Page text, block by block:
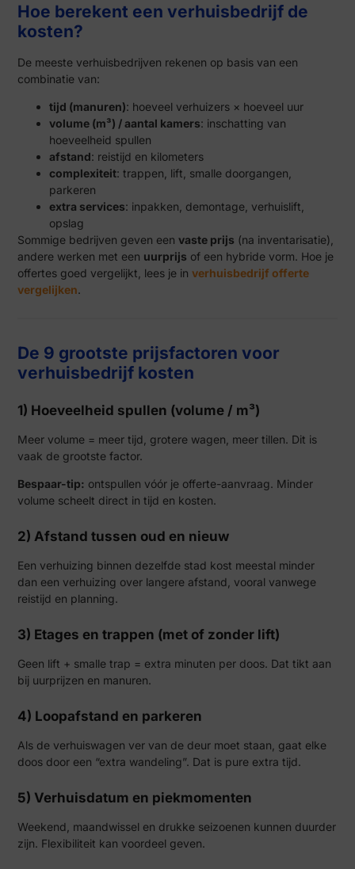
Hoe berekent een verhuisbedrijf de
kosten?
De meeste verhuisbedrijven rekenen op basis van een
combinatie van:
tijd (manuren): hoeveel verhuizers × hoeveel uur
volume (m³) / aantal kamers: inschatting van
hoeveelheid spullen
afstand: reistijd en kilometers
complexiteit: trappen, lift, smalle doorgangen,
parkeren
extra services: inpakken, demontage, verhuislift,
opslag
Sommige bedrijven geven eenvaste prijs (na inventarisatie),
andere werken met een uurprijs of een hybride vorm. Hoe je
offertes goed vergelijkt, lees je inverhuisbedrijf offerte
vergelijken.
De 9 grootste prijsfactoren voor
verhuisbedrijf kosten
1) Hoeveelheid spullen (volume / m³)
Meer volume = meer tijd, grotere wagen, meer tillen. Dit is
vaak de grootste factor.
Bespaar-tip: ontspullen vóór je offerte-aanvraag. Minder
volume scheelt direct in tijd en kosten.
2) Afstand tussen oud en nieuw
Een verhuizing binnen dezelfde stad kost meestal minder
dan een verhuizing over langere afstand, vooral vanwege
reistijd en planning.
3) Etages en trappen (met of zonder lift)
Geen lift + smalle trap = extra minuten per doos. Dat tikt aan
bij uurprijzen en manuren.
4) Loopafstand en parkeren
Als de verhuiswagen ver van de deur moet staan, gaat elke
doos door een “extra wandeling”. Dat is pure extra tijd.
5) Verhuisdatum en piekmomenten
Weekend, maandwissel en drukke seizoenen kunnen duurder
zijn. Flexibiliteit kan voordeel geven.